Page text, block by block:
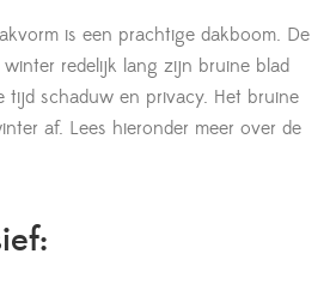
is een prachtige dakboom. De
redelijk lang zijn bruine blad
tijd schaduw en privacy. Het bruine
af. Lees hieronder meer over de